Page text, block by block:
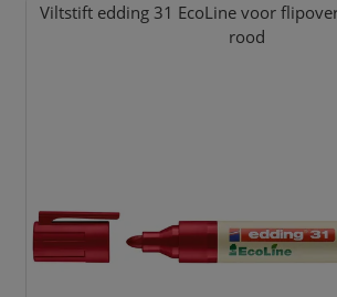
Viltstift edding 31 EcoLine voor
rood